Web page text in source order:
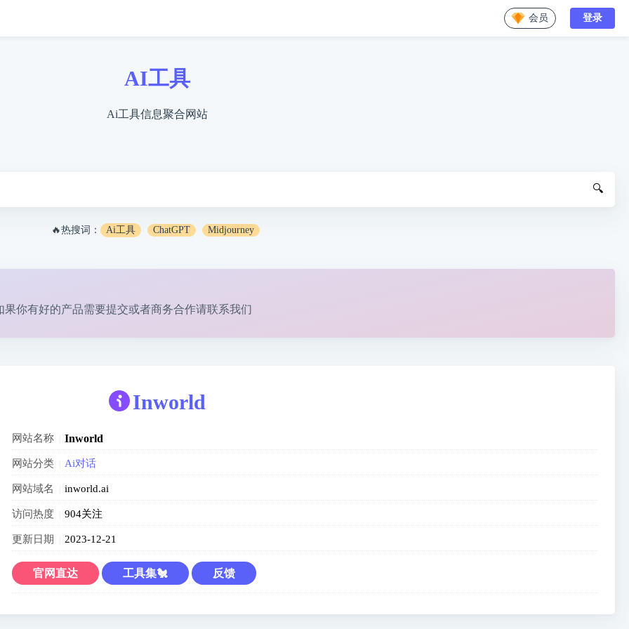
会员 登录
AI工具
Ai工具信息聚合网站
🔍
🔥热搜词： Ai工具 ChatGPT Midjourney
果你有好的产品需要提交或者商务合作请联系我们
Inworld
网站名称 Inworld
网站分类 Ai对话
网站域名 inworld.ai
访问热度 904关注
更新日期 2023-12-21
官网直达 工具集🐔 反馈